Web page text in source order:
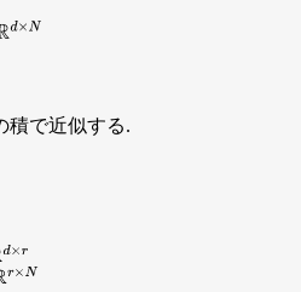
積で近似する.